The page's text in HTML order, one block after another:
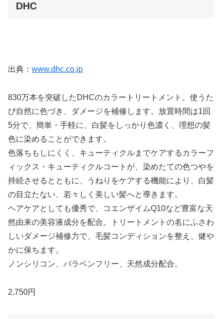
DHC
出典： www.dhc.co.jp
830万本を突破したDHCのカラートリートメント。使うた
び自然に色づき、ダメージを補修します。放置時間は1回
5分で、簡単・手軽に、白髪をしっかり色濃く、理想の髪
色に染めることができます。
色落ちもしにくく、キューティクルまでケアするカラーフ
ィックス・キューティクルコートが、染めたての色つやを
持続させるとともに、うねりをケアする機能により、白髪
の目立たない、若々しく美しい髪へと導きます。
ヘアケアとしても優秀で、コエンザイムQ10など豊富な天
然由来の美容液成分を配合。トリートメントの名にふさわ
しいダメージ補修力で、毛髪コンディションを整え、健や
かに保ちます。
ノンシリコン、パラベンフリー、天然成分配合。
2,750円